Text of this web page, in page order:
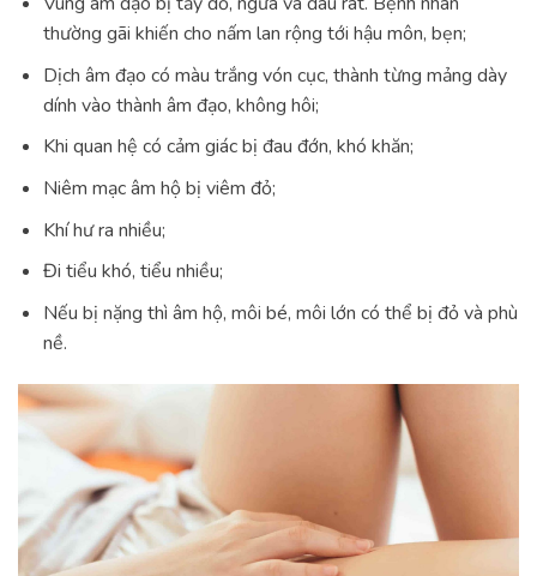
thường gãi khiến cho nấm lan rộng tới hậu môn, bẹn;
Dịch âm đạo có màu trắng vón cục, thành từng mảng dày
dính vào thành âm đạo, không hôi;
Khi quan hệ có cảm giác bị đau đớn, khó khăn;
Niêm mạc âm hộ bị viêm đỏ;
Khí hư ra nhiều;
Đi tiểu khó, tiểu nhiều;
Nếu bị nặng thì âm hộ, môi bé, môi lớn có thể bị đỏ và phù
nề.